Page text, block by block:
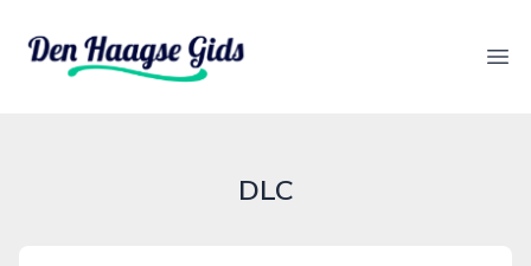
denhaagsegids.nl
DLC